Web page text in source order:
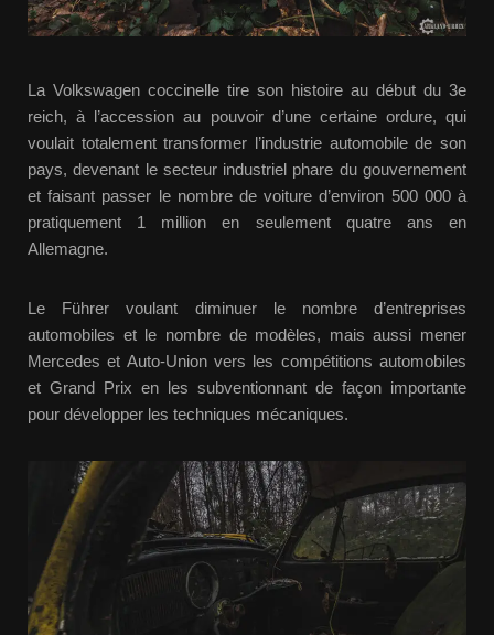
La Volkswagen coccinelle tire son histoire au début du 3e
reich, à l’accession au pouvoir d’une certaine ordure, qui
voulait totalement transformer l’industrie automobile de son
pays, devenant le secteur industriel phare du gouvernement
et faisant passer le nombre de voiture d’environ 500 000 à
pratiquement 1 million en seulement quatre ans en
Allemagne.
Le Führer voulant diminuer le nombre d’entreprises
automobiles et le nombre de modèles, mais aussi mener
Mercedes et Auto-Union vers les compétitions automobiles
et Grand Prix en les subventionnant de façon importante
pour développer les techniques mécaniques.